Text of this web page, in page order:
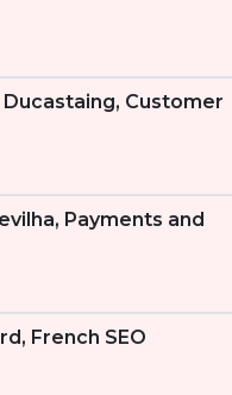
Customer
Payments and
French SEO